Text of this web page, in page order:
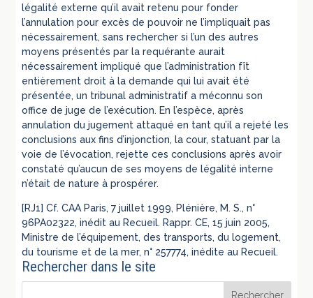
légalité externe qu’il avait retenu pour fonder
l’annulation pour excès de pouvoir ne l’impliquait pas
nécessairement, sans rechercher si l’un des autres
moyens présentés par la requérante aurait
nécessairement impliqué que l’administration fît
entièrement droit à la demande qui lui avait été
présentée, un tribunal administratif a méconnu son
office de juge de l’exécution. En l’espèce, après
annulation du jugement attaqué en tant qu’il a rejeté les
conclusions aux fins d’injonction, la cour, statuant par la
voie de l’évocation, rejette ces conclusions après avoir
constaté qu’aucun de ses moyens de légalité interne
n’était de nature à prospérer.
[RJ1] Cf. CAA Paris, 7 juillet 1999, Plénière, M. S., n°
96PA02322, inédit au Recueil. Rappr. CE, 15 juin 2005,
Ministre de l’équipement, des transports, du logement,
du tourisme et de la mer, n° 257774, inédite au Recueil.
Rechercher dans le site